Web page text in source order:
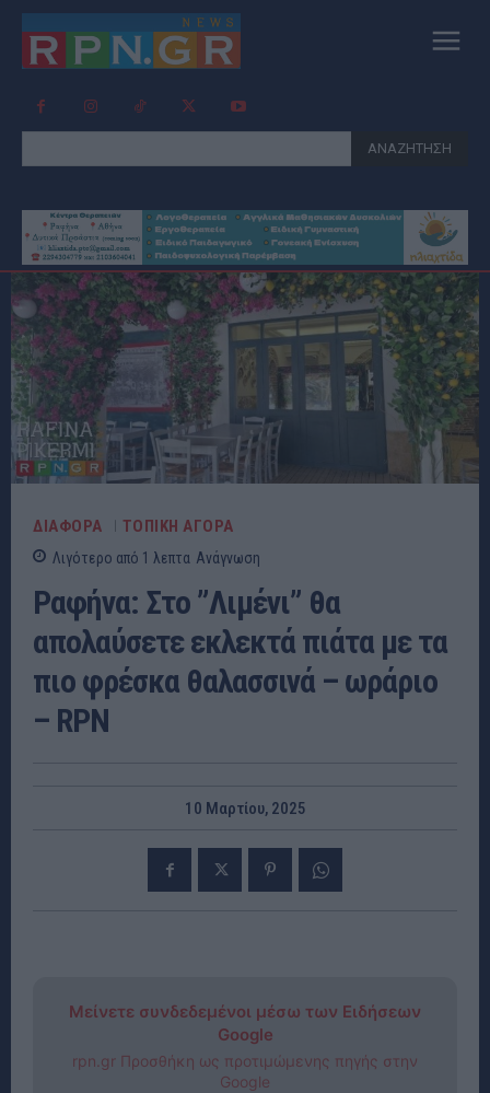
ΑΝΑΖΗΤΗΣΗ
ΔΙΑΦΟΡΑ ΤΟΠΙΚΗ ΑΓΟΡΑ
Λιγότερο από 1 λεπτα Ανάγνωση
Ραφήνα: Στο ”Λιμένι” θα
απολαύσετε εκλεκτά πιάτα με τα
πιο φρέσκα θαλασσινά – ωράριο
– RPN
10 Μαρτίου, 2025
Μείνετε συνδεδεμένοι μέσω των Ειδήσεων
Google
rpn.gr Προσθήκη ως προτιμώμενης πηγής στην
Google